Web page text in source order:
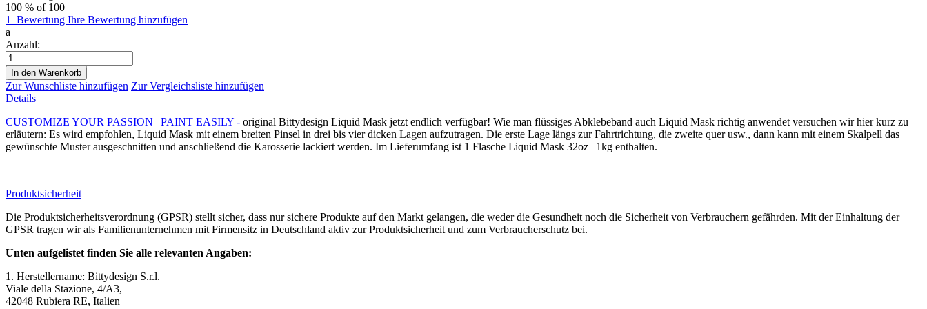
100 % of 100
1
Bewertung Ihre Bewertung hinzufügen
a
Anzahl:
In den Warenkorb
Zur Wunschliste hinzufügen Zur Vergleichsliste hinzufügen
Details
CUSTOMIZE YOUR PASSION | PAINT EASILY - original Bittydesign Liquid Mask jetzt endlich verfügbar! Wie man flüssiges Abklebeband auch Liquid Mask richtig anwendet versuchen wir hier kurz zu
erläutern: Es wird empfohlen, Liquid Mask mit einem breiten Pinsel in drei bis vier dicken Lagen aufzutragen. Die erste Lage längs zur Fahrtrichtung, die zweite quer usw., dann kann mit einem Skalpell das
gewünschte Muster ausgeschnitten und anschließend die Karosserie lackiert werden. Im Lieferumfang ist 1 Flasche Liquid Mask 32oz | 1kg enthalten.
Produktsicherheit
Die Produktsicherheitsverordnung (GPSR) stellt sicher, dass nur sichere Produkte auf den Markt gelangen, die weder die Gesundheit noch die Sicherheit von Verbrauchern gefährden. Mit der Einhaltung der
GPSR tragen wir als Familienunternehmen mit Firmensitz in Deutschland aktiv zur Produktsicherheit und zum Verbraucherschutz bei.
Unten aufgelistet finden Sie alle relevanten Angaben:
1. Herstellername: Bittydesign S.r.l.
Viale della Stazione, 4/A3,
42048 Rubiera RE, Italien